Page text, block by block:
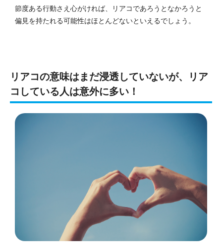
節度ある行動さえ心がければ、リアコであろうとなかろうと
偏見を持たれる可能性はほとんどないといえるでしょう。
リアコの意味はまだ浸透していないが、リア
コしている人は意外に多い！